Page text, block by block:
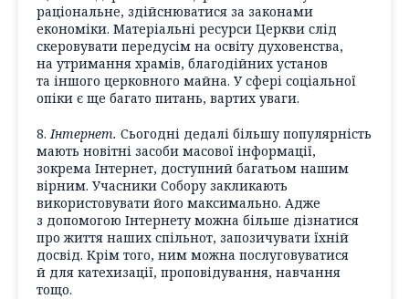
раціональне, здійснюватися за законами
економіки. Матеріальні ресурси Церкви слід
скеровувати передусім на освіту духовенства,
на утримання храмів, благодійних установ
та іншого церковного майна. У сфері соціальної
опіки є ще багато питань, вартих уваги.
8. Інтернет. Сьогодні дедалі більшу популярність
мають новітні засоби масової інформації,
зокрема Інтернет, доступний багатьом нашим
вірним. Учасники Собору закликають
використовувати його максимально. Адже
з допомогою Інтернету можна більше дізнатися
про життя наших спільнот, запозичувати їхній
досвід. Крім того, ним можна послуговуватися
й для катехизації, проповідування, навчання
тощо.